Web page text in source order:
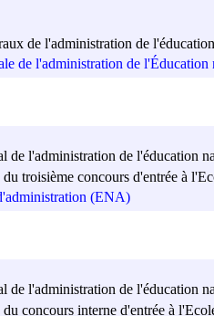
de l'administration de
de l'administration de
de l'administration de l'éducation
troisième concours d'entrée à
(ENA)
de l'administration de l'éducation
concours interne d'entrée à